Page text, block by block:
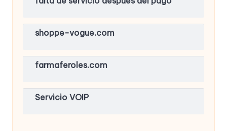
shoppe-vogue.com
farmaferoles.com
Servicio VOIP